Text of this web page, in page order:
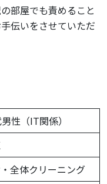
部屋でも責めること
伝いをさせていただ
性（IT関係）
全体クリーニング